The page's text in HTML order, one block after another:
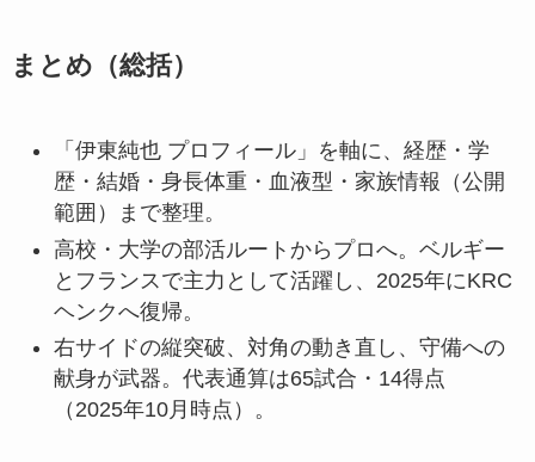
まとめ（総括）
「伊東純也 プロフィール」を軸に、経歴・学
歴・結婚・身長体重・血液型・家族情報（公開
範囲）まで整理。
高校・大学の部活ルートからプロへ。ベルギー
とフランスで主力として活躍し、2025年にKRC
ヘンクへ復帰。
右サイドの縦突破、対角の動き直し、守備への
献身が武器。代表通算は65試合・14得点
（2025年10月時点）。